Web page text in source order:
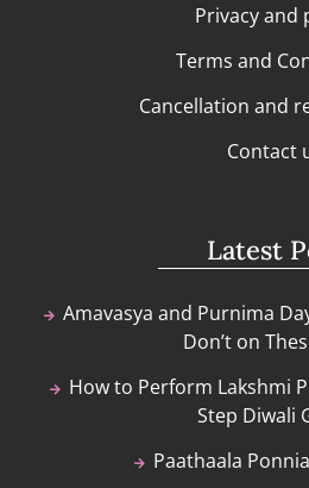
Privacy and
Terms and
Cancellation and
Contact
Latest
Amavasya and Purnima
Don’t on
How to Perform Lakshmi
Step Diwali
Paathaala